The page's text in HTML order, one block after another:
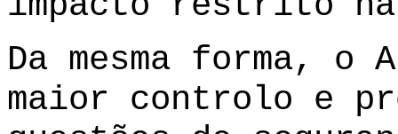
Da mesma forma, o
maior controlo e